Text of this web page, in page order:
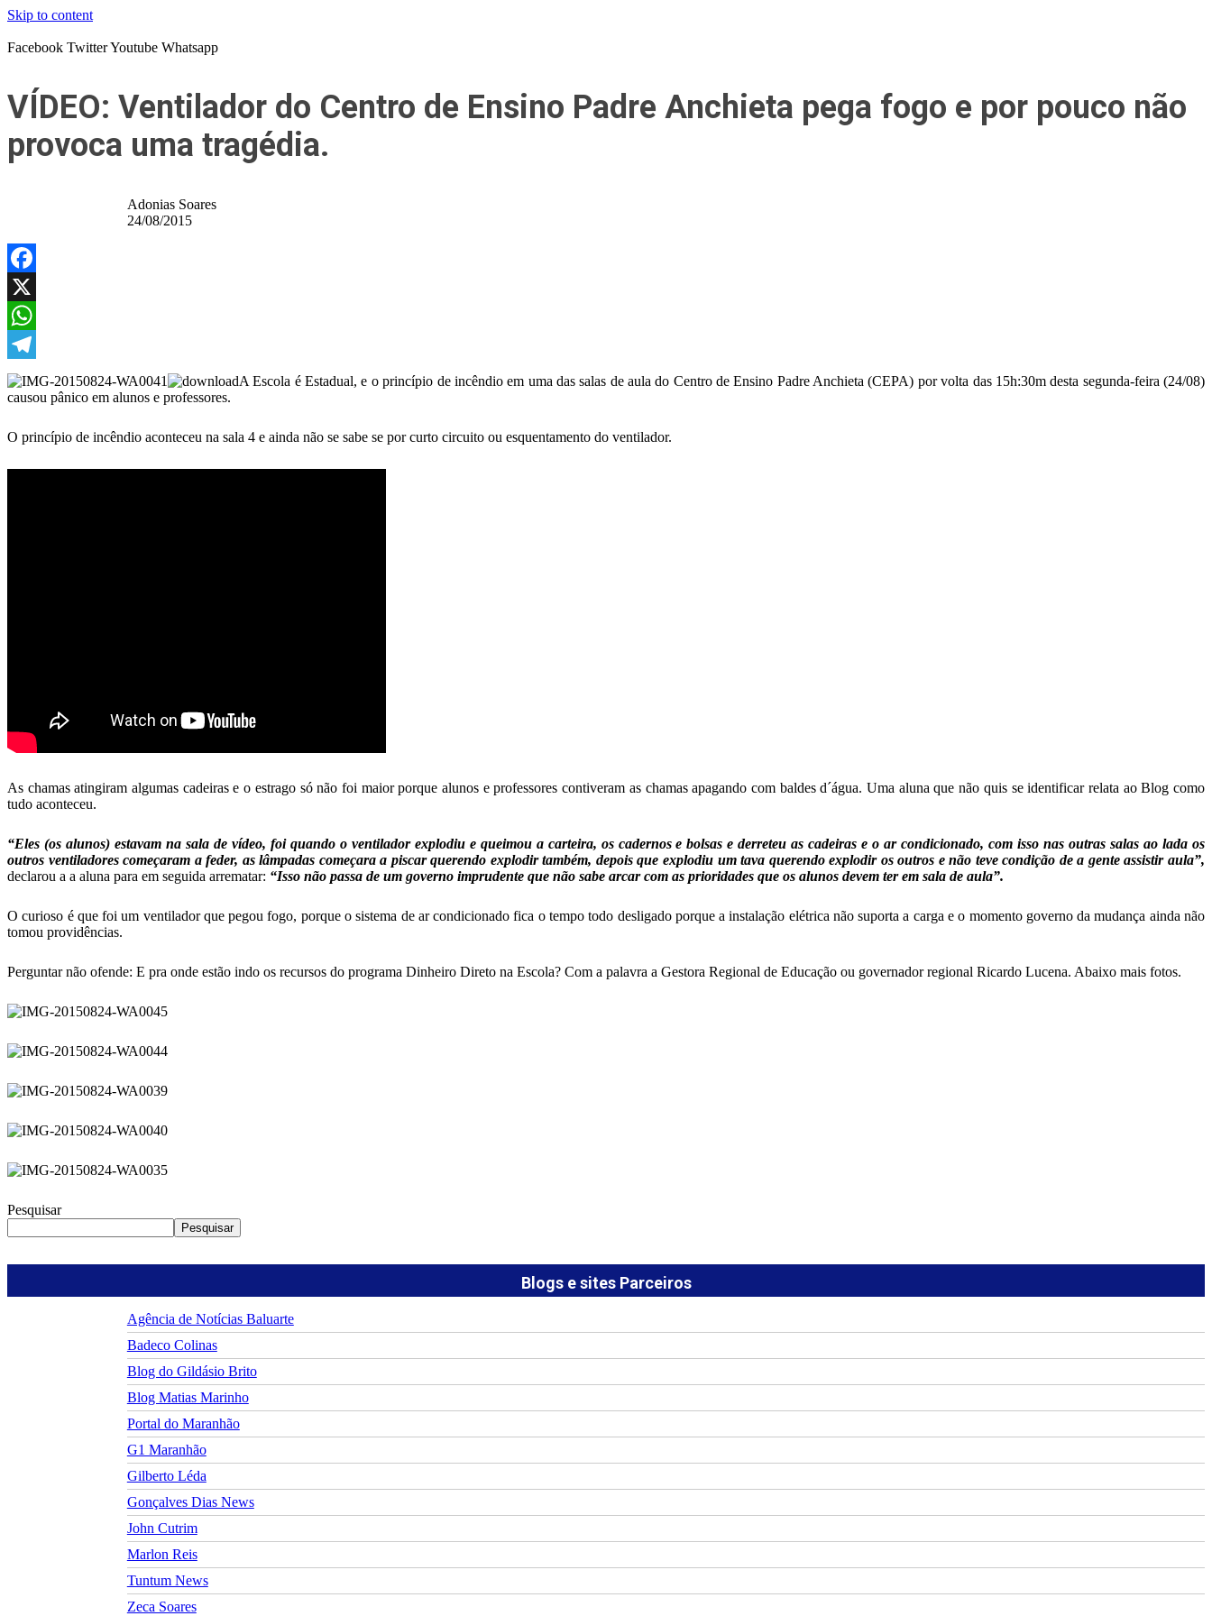
Skip to content
Facebook TwitterYoutube Whatsapp
VÍDEO: Ventilador do Centro de Ensino Padre Anchieta pega fogo e por pouco não
provoca uma tragédia.
Adonias Soares
24/08/2015
Facebook
X
WhatsApp
Telegram
A Escola é Estadual, e o princípio de incêndio em uma das salas de aula do Centro de Ensino Padre Anchieta (CEPA) por volta das 15h:30m desta segunda-feira (24/08)
causou pânico em alunos e professores.
O princípio de incêndio aconteceu na sala 4 e ainda não se sabe se por curto circuito ou esquentamento do ventilador.
As chamas atingiram algumas cadeiras e o estrago só não foi maior porque alunos e professores contiveram as chamas apagando com baldes d´água. Uma aluna que não quis se identificar relata ao Blog como
tudo aconteceu.
“Eles (os alunos) estavam na sala de vídeo, foi quando o ventilador explodiu e queimou a carteira, os cadernos e bolsas e derreteu as cadeiras e o ar condicionado, com isso nas outras salas ao lada os
outros ventiladores começaram a feder, as lâmpadas começara a piscar querendo explodir também, depois que explodiu um tava querendo explodir os outros e não teve condição de a gente assistir aula”,
declarou a a aluna para em seguida arrematar: “Isso não passa de um governo imprudente que não sabe arcar com as prioridades que os alunos devem ter em sala de aula”.
O curioso é que foi um ventilador que pegou fogo, porque o sistema de ar condicionado fica o tempo todo desligado porque a instalação elétrica não suporta a carga e o momento governo da mudança ainda não
tomou providências.
Perguntar não ofende: E pra onde estão indo os recursos do programa Dinheiro Direto na Escola? Com a palavra a Gestora Regional de Educação ou governador regional Ricardo Lucena. Abaixo mais fotos.
Pesquisar
Pesquisar
Blogs e sites Parceiros
Agência de Notícias Baluarte
Badeco Colinas
Blog do Gildásio Brito
Blog Matias Marinho
Portal do Maranhão
G1 Maranhão
Gilberto Léda
Gonçalves Dias News
John Cutrim
Marlon Reis
Tuntum News
Zeca Soares